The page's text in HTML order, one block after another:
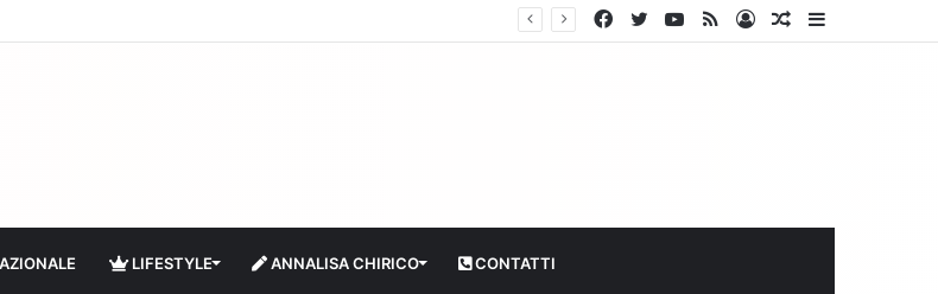
inutilizzabili: la crisi dell’economia russa
Articolo
Log
RSS
YouTube
Twitter
Facebook
LIFESTYLE ANNALISA CHIRICO CONTATTI